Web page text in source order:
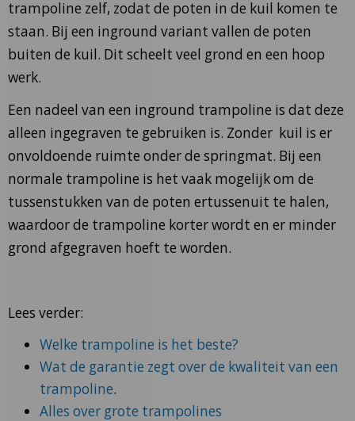
trampoline zelf, zodat de poten in de kuil komen te
staan. Bij een inground variant vallen de poten
buiten de kuil. Dit scheelt veel grond en een hoop
werk.
Een nadeel van een inground trampoline is dat deze
alleen ingegraven te gebruiken is. Zonder kuil is er
onvoldoende ruimte onder de springmat. Bij een
normale trampoline is het vaak mogelijk om de
tussenstukken van de poten ertussenuit te halen,
waardoor de trampoline korter wordt en er minder
grond afgegraven hoeft te worden.
Lees verder:
Welke trampoline is het beste?
Wat de garantie zegt over de kwaliteit van een
trampoline.
Alles over grote trampolines